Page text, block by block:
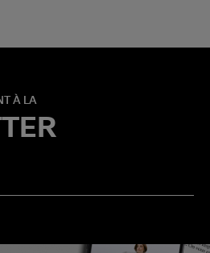
À LA